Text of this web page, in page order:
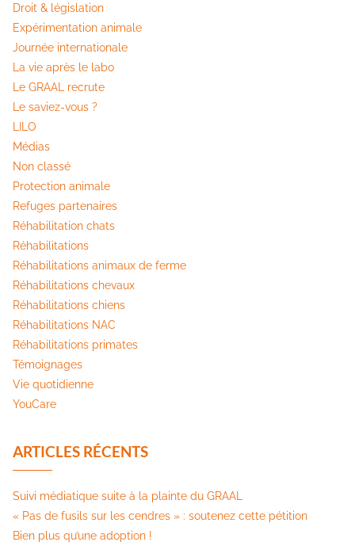
Droit & législation
Expérimentation animale
Journée internationale
La vie après le labo
Le GRAAL recrute
Le saviez-vous ?
LILO
Médias
Non classé
Protection animale
Refuges partenaires
Réhabilitation chats
Réhabilitations
Réhabilitations animaux de ferme
Réhabilitations chevaux
Réhabilitations chiens
Réhabilitations NAC
Réhabilitations primates
Témoignages
Vie quotidienne
YouCare
ARTICLES RÉCENTS
Suivi médiatique suite à la plainte du GRAAL
« Pas de fusils sur les cendres » : soutenez cette pétition​
Bien plus qu’une adoption !